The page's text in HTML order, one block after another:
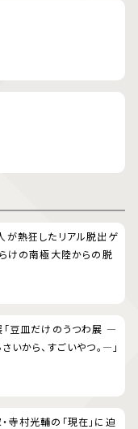
が熱狂したリアル脱出ゲ
けの南極大陸からの脱
「豆皿だけのうつわ展 ―
いから、すごいやつ。―」
寺村光輔の「現在」に迫